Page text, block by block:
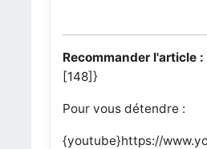
Recommander l'article :
[148]}
Pour vous détendre :
{youtube}https://